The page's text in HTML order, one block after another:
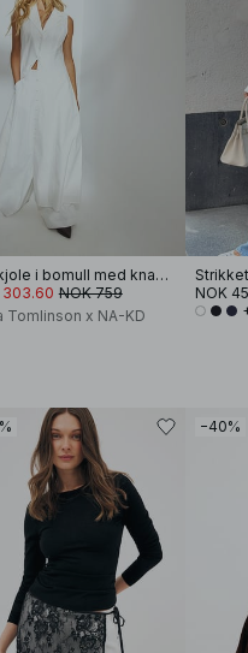
Midikjole i bomull med knapper
303.60 NOK 759
Tomlinson x NA-KD
NOK
−40%